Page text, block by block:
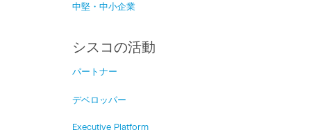
中堅・中小企業
シスコの活動
パートナー
デベロッパー
Executive Platform